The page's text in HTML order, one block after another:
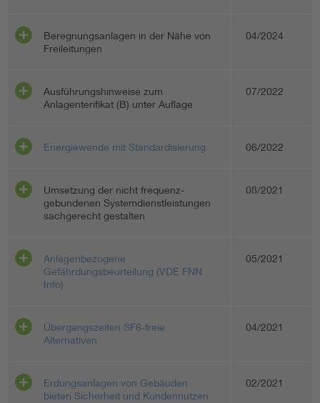
Beregnungsanlagen in der Nähe von
Freileitungen
04/2024
Ausführungshinweise zum
Anlagenterifikat (B) unter Auflage
07/2022
Energiewende mit Standardisierung 06/2022
Umsetzung der nicht frequenz-
gebundenen Systemdienstleistungen
sachgerecht gestalten
08/2021
Anlagenbezogene
Gefährdungsbeurteilung (VDE FNN
Info)
05/2021
Übergangszeiten SF6-freie
Alternativen
04/2021
Erdungsanlagen von Gebäuden
bieten Sicherheit und Kundennutzen
02/2021